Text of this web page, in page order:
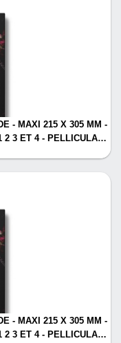
- MAXI 215 X 305 MM -
2 3 ET 4 - PELLICULA…
- MAXI 215 X 305 MM -
2 3 ET 4 - PELLICULA…